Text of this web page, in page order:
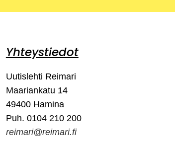
Yhteystiedot
Uutislehti Reimari
Maariankatu 14
49400 Hamina
Puh. 0104 210 200
reimari@reimari.fi